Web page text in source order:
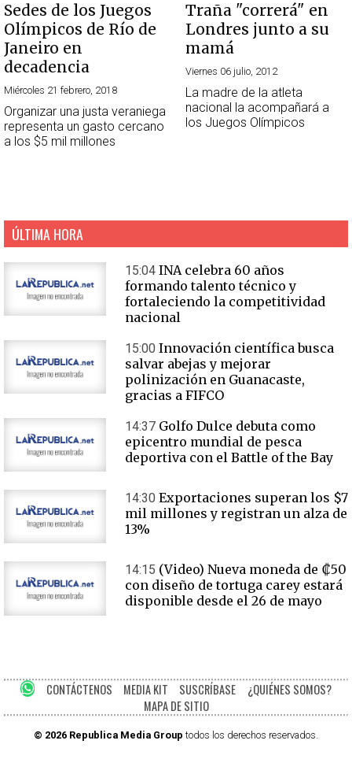
Sedes de los Juegos
Olímpicos de Río de
Janeiro en
decadencia
Miércoles 21 febrero, 2018
Organizar una justa veraniega
representa un gasto cercano
a los $5 mil millones
Traña "correrá" en
Londres junto a su
mamá
Viernes 06 julio, 2012
La madre de la atleta
nacional la acompañará a
los Juegos Olímpicos
ÚLTIMA HORA
15:04 INA celebra 60 años
formando talento técnico y
fortaleciendo la competitividad
nacional
15:00 Innovación científica busca
salvar abejas y mejorar
polinización en Guanacaste,
gracias a FIFCO
14:37 Golfo Dulce debuta como
epicentro mundial de pesca
deportiva con el Battle of the Bay
14:30 Exportaciones superan los $7
mil millones y registran un alza de
13%
14:15 (Video) Nueva moneda de ₡50
con diseño de tortuga carey estará
disponible desde el 26 de mayo
CONTÁCTENOS MEDIA KIT SUSCRÍBASE
¿QUIÉNES SOMOS?
MAPA DE SITIO
© 2026 Republica Media Group todos los derechos reservados.